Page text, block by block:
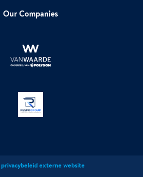
Our Companies
privacybeleid externe website